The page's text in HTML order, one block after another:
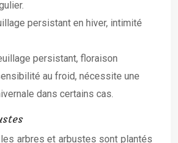
persistant en hiver, intimité
persistant, floraison
au froid, nécessite une
dans certains cas.
arbres et arbustes sont plantés